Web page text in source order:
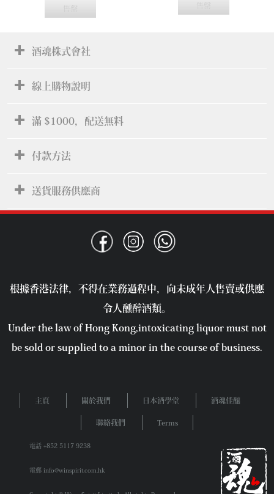
酒魂株式會社
線上購物說明
滿 $1000，配送無料
付款方法
送貨服務供應商
根據香港法律，不得在業務過程中，向未成年人售賣或供應
令人醺醉酒類。
Under the law of Hong Kong,intoxicating liquor must not
be sold or supplied to a minor in the course of business.
主頁 關於我們 日本酒學堂 酒魂佳釀
聯絡我們 Terms
電話 +852 5117 9238
電郵 info@winspirit.com.hk